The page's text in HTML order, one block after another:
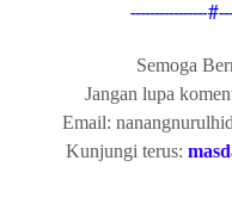
----------------
Semoga
Jangan lupa
Email:
Kunjungi terus: